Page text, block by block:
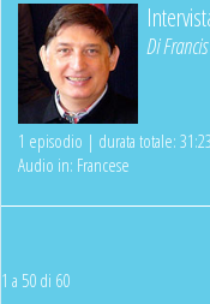
Di
1 episodio | durata totale:
Audio in: Francese
1 a 50 di 60